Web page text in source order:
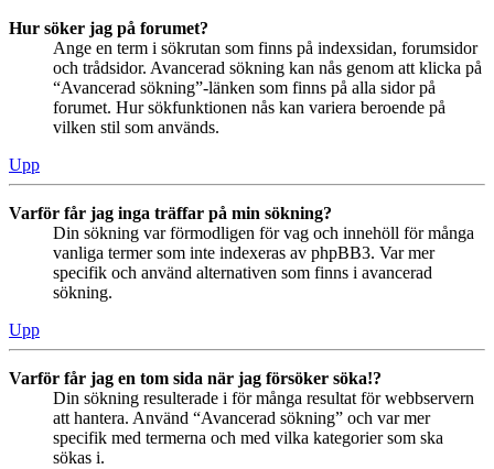
Hur söker jag på forumet?
Ange en term i sökrutan som finns på indexsidan, forumsidor
och trådsidor. Avancerad sökning kan nås genom att klicka på
“Avancerad sökning”-länken som finns på alla sidor på
forumet. Hur sökfunktionen nås kan variera beroende på
vilken stil som används.
Upp
Varför får jag inga träffar på min sökning?
Din sökning var förmodligen för vag och innehöll för många
vanliga termer som inte indexeras av phpBB3. Var mer
specifik och använd alternativen som finns i avancerad
sökning.
Upp
Varför får jag en tom sida när jag försöker söka!?
Din sökning resulterade i för många resultat för webbservern
att hantera. Använd “Avancerad sökning” och var mer
specifik med termerna och med vilka kategorier som ska
sökas i.